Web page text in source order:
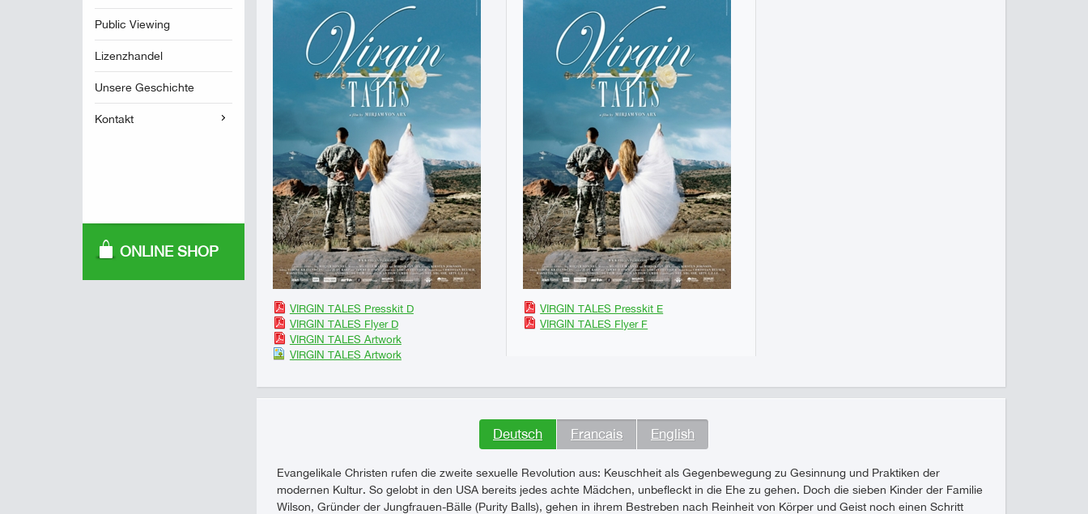
Public Viewing
Lizenzhandel
Unsere Geschichte
Kontakt
ONLINE SHOP
VIRGIN TALES Presskit D
VIRGIN TALES Flyer D
VIRGIN TALES Artwork
VIRGIN TALES Artwork
VIRGIN TALES Presskit E
VIRGIN TALES Flyer F
Deutsch Francais English
Evangelikale Christen rufen die zweite sexuelle Revolution aus: Keuschheit als Gegenbewegung zu Gesinnung und Praktiken der
modernen Kultur. So gelobt in den USA bereits jedes achte Mädchen, unbefleckt in die Ehe zu gehen. Doch die sieben Kinder der Familie
Wilson, Gründer der Jungfrauen-Bälle (Purity Balls), gehen in ihrem Bestreben nach Reinheit von Körper und Geist noch einen Schritt